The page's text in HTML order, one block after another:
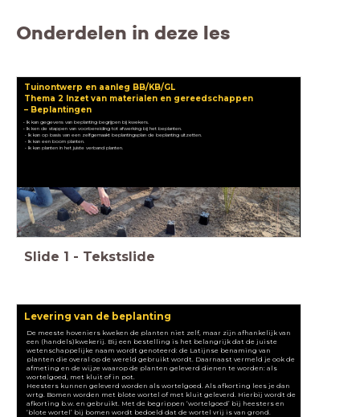
Onderdelen in deze les
Tuinontwerp en aanleg BB/KB/GL
Thema 2 Inzet van materialen en gereedschappen
– Beplantingen
• Ik kan gegevens van beplanting begrijpen bij kwekers.
• Ik ken de stappen van voorbereiding tot afwerking bij het beplanten.
• Ik kan op basis van een zelfgemaakt beplantingsplan de beplanting uitzetten.
• Ik kan een boom planten.
• Ik kan planten in het juiste verband planten.
Slide 1 - Tekstslide
Levering van de beplanting
De meeste hoveniers kweken de planten niet zelf, maar zijn afhankelijk van
een (handels)kwekerij. Bij een bestelling is het belangrijk dat de juiste
wetenschappelijke naam wordt genoteerd: de Latijnse benaming van
planten die overal op de wereld gebruikt wordt. Daarnaast vermeld je ook de
afmeting en de wijze waarop de planten geleverd dienen te worden: als
wortelgoed, met kluit of in pot.
Heesters kunnen geleverd worden als wortelgoed. Als afkorting lees je dan
wrtg. Bomen worden met blote wortel of met kluit geleverd. Hierbij wordt de
afkorting b.w. en gebruikt. Met de begrippen ‘wortelgoed’ bij heesters en
‘blote wortel’ bij bomen wordt bedoeld dat de wortel vrij is van grond.